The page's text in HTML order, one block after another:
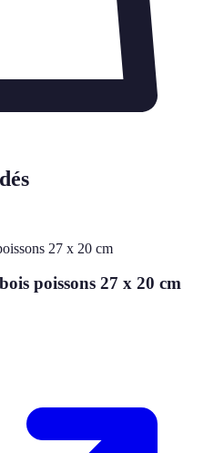
poissons 27 x 20 cm